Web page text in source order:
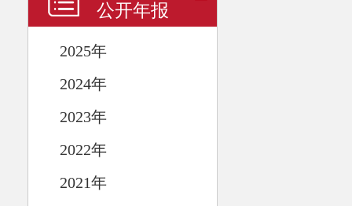
公开年报
2025年
2024年
2023年
2022年
2021年